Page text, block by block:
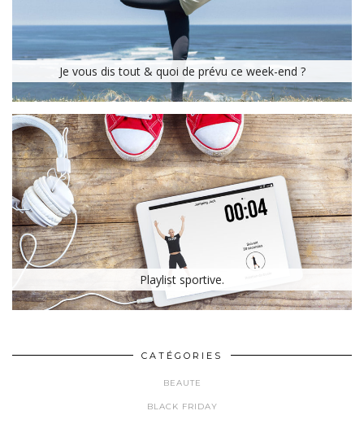
Je vous dis tout & quoi de prévu ce week-end ?
Playlist sportive.
CATÉGORIES
BEAUTE
BLACK FRIDAY